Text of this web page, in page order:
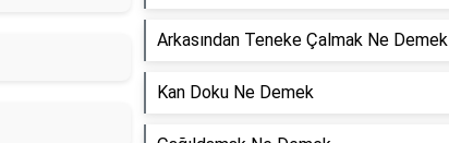
Arkasından Teneke Çalmak Ne Demek
Kan Doku Ne Demek